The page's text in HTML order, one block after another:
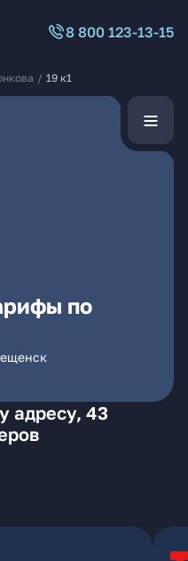
8 800 123-13-15
/ 19 к1
по
адресу, 43